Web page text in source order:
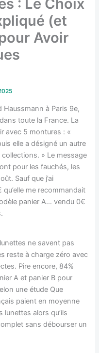
: Le Choix
(et
Avoir
Haussmann à Paris 9e,
toute la France. La
avec 5 montures : «
elle a désigné un autre
» Le message
pour les fauchés, les
Sauf que j’ai
me recommandait
panier A… vendu 0€
ne savent pas
reste à charge zéro avec
Pire encore, 84%
A et panier B pour
une étude Que
paient en moyenne
lunettes alors qu’ils
sans débourser un